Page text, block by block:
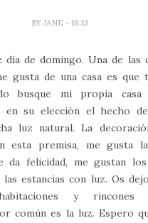
BY JANE - 16:13
día de domingo. Una de las
gusta de una casa es que
busque mi propia casa
su elección el hecho
luz natural. La
esta premisa, me gusta
da felicidad, me gustan
las estancias con luz. Os
y rincones
común es la luz. Espero